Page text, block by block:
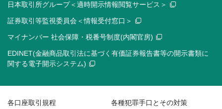
日本取引所グループ＜適時開示情報閲覧サービス＞
証券取引等監視委員会＜情報受付窓口＞
マイナンバー 社会保障・税番号制度(内閣官房)
EDINET(金融商品取引法に基づく有価証券報告書等の開示書類に
関する電子開示システム)
各口座取引規程 各種犯罪手口とその対策